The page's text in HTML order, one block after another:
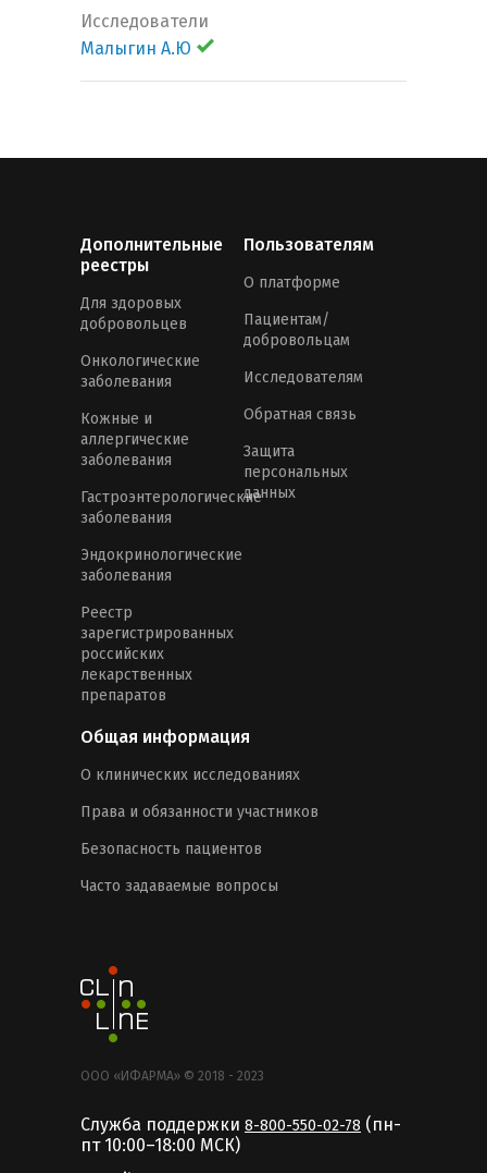
Исследователи
Малыгин А.Ю
Дополнительные
реестры
Для здоровых
добровольцев
Онкологические
заболевания
Кожные и
аллергические
заболевания
Гастроэнтерологические
заболевания
Эндокринологические
заболевания
Реестр
зарегистрированных
российских
лекарственных
препаратов
Пользователям
О платформе
Пациентам/
добровольцам
Исследователям
Обратная связь
Защита
персональных
данных
Общая информация
О клинических исследованиях
Права и обязанности участников
Безопасность пациентов
Часто задаваемые вопросы
ООО «ИФАРМА» © 2018 - 2023
Служба поддержки 8-800-550-02-78 (пн-
пт 10:00–18:00 MCК)